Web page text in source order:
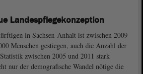
Landespflegekonzeption
in Sachsen-Anhalt ist zwischen 2009
Menschen gestiegen, auch die Anzahl der
zwischen 2005 und 2011 stark
nur der demografische Wandel nötige die